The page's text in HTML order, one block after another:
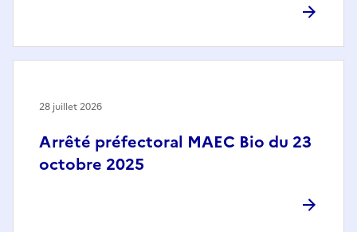
Arrêté préfectoral MAEC Bio du 23
octobre 2025
28 juillet 2026